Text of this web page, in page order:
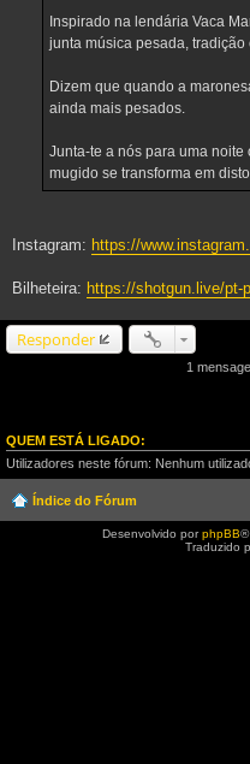
Inspirado na lendária Vaca
junta música pesada, tradição
Dizem que quando a
ainda mais pesados.
Junta-te a nós para uma
mugido se transforma em
Instagram: https://
Bilheteira: https://shotgun.live/
Responder
1
QUEM ESTÁ LIGADO:
Utilizadores neste fórum: Nenhum
Índice do Fórum
Desenvolvido porphpBB®
Traduzido